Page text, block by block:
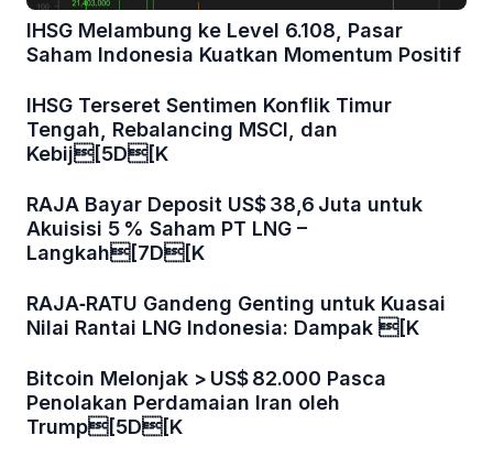
IHSG Melambung ke Level 6.108, Pasar
Saham Indonesia Kuatkan Momentum Positif
IHSG Terseret Sentimen Konflik Timur
Tengah, Rebalancing MSCI, dan
Kebij[5D[K
RAJA Bayar Deposit US$ 38,6 Juta untuk
Akuisisi 5 % Saham PT LNG –
Langkah[7D[K
RAJA‑RATU Gandeng Genting untuk Kuasai
Nilai Rantai LNG Indonesia: Dampak [K
Bitcoin Melonjak > US$ 82.000 Pasca
Penolakan Perdamaian Iran oleh
Trump[5D[K